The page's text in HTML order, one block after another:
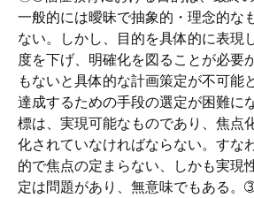
一般的には曖昧で抽象的・理念的な
ない。しかし、目的を具体的に表現
度を下げ、明確化を図ることが必要
もないと具体的な計画策定が不可能
達成するための手段の選定が困難に
標は、実現可能なものであり、焦点
化されていなければならない。すな
的で焦点の定まらない、しかも実現
定は問題があり、無意味でもある。